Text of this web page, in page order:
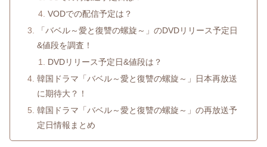
VODでの配信予定は？
「バベル～愛と復讐の螺旋～」のDVDリリース予定日
&値段を調査！
DVDリリース予定日&値段は？
韓国ドラマ「バベル～愛と復讐の螺旋～」日本再放送
に期待大？！
韓国ドラマ「バベル～愛と復讐の螺旋～」の再放送予
定日情報まとめ